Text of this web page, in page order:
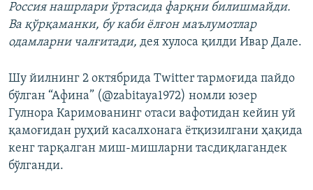
Россия нашрлари ўртасида фарқни билишмайди.
Ва қўрқаманки, бу каби ёлғон маълумотлар
одамларни чалғитади, дея хулоса қилди Ивар Дале.
Шу йилнинг 2 октябрида Twitter тармоғида пайдо
бўлган “Афина” (@zabitaya1972) номли юзер
Гулнора Каримованинг отаси вафотидан кейин уй
қамоғидан руҳий касалхонага ётқизилгани ҳақида
кенг тарқалган миш-мишларни тасдиқлагандек
бўлганди.